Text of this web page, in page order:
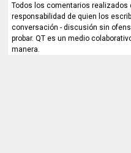
Todos los comentarios realizados
responsabilidad de quien los
conversación - discusión sin
probar. QT es un medio
manera.